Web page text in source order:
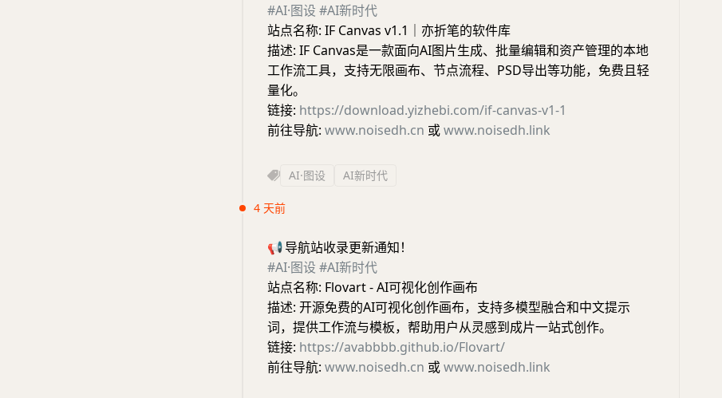
#AI·图设 #AI新时代
站点名称: IF Canvas v1.1｜亦折笔的软件库
描述: IF Canvas是一款面向AI图片生成、批量编辑和资产管理的本地
工作流工具，支持无限画布、节点流程、PSD导出等功能，免费且轻
量化。
链接: https://download.yizhebi.com/if-canvas-v1-1
前往导航: www.noisedh.cn 或www.noisedh.link
AI·图设 AI新时代
4 天前
📢导航站收录更新通知！
#AI·图设 #AI新时代
站点名称: Flovart - AI可视化创作画布
描述: 开源免费的AI可视化创作画布，支持多模型融合和中文提示
词，提供工作流与模板，帮助用户从灵感到成片一站式创作。
链接: https://avabbbb.github.io/Flovart/
前往导航: www.noisedh.cn 或www.noisedh.link